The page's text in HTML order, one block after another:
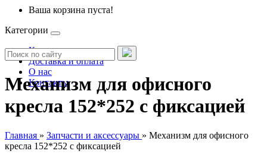
Ваша корзина пуста!
Категории
Каталог
Доставка и оплата
О нас
Контакты
Механизм для офисного
кресла 152*252 с фиксацией
Главная » Запчасти и аксессуары » Механизм для офисного
кресла 152*252 с фиксацией